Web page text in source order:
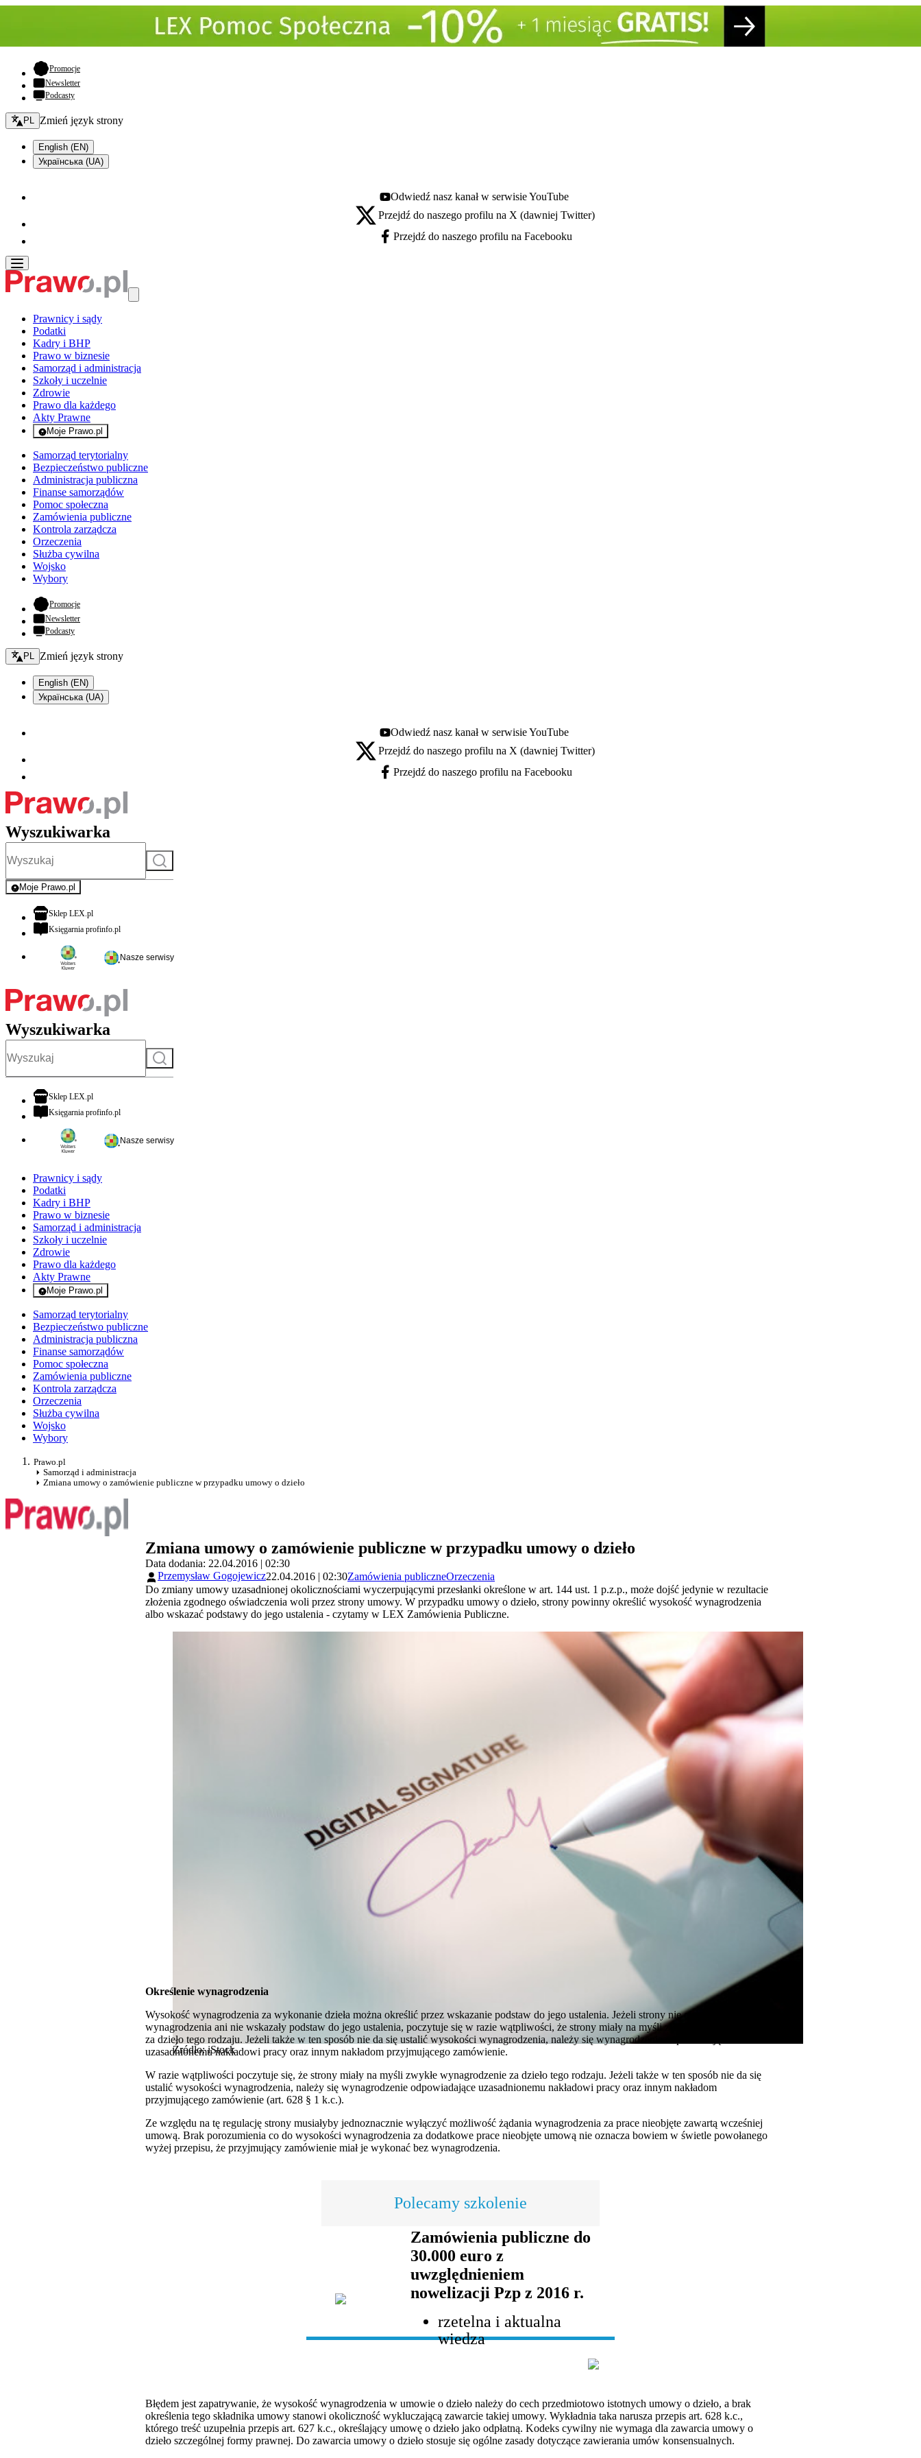
Promocje- otwiera się w nowej karcie
Newsletter
Podcasty
Zmień język - bieżący:
PL Zmień język strony
English (EN)
Українська (UA)
Youtube - otwiera się w nowej karcie
Odwiedź nasz kanał w serwisie YouTube
X - otwiera się w nowej karcie
Przejdź do naszego profilu na X (dawniej Twitter)
Facebook - otwiera się w nowej karcie
Przejdź do naszego profilu na Facebooku
Prawnicy i sądy
Podatki
Kadry i BHP
Prawo w biznesie
Samorząd i administracja
Szkoły i uczelnie
Zdrowie
Prawo dla każdego
Akty Prawne
Moje Prawo.pl
- rejestracja i logowanie do serwisu
Samorząd terytorialny
Bezpieczeństwo publiczne
Administracja publiczna
Finanse samorządów
Pomoc społeczna
Zamówienia publiczne
Kontrola zarządcza
Orzeczenia
Służba cywilna
Wojsko
Wybory
Promocje- otwiera się w nowej karcie
Newsletter
Podcasty
Zmień język - bieżący:
PL Zmień język strony
English (EN)
Українська (UA)
Youtube - otwiera się w nowej karcie
Odwiedź nasz kanał w serwisie YouTube
X - otwiera się w nowej karcie
Przejdź do naszego profilu na X (dawniej Twitter)
Facebook - otwiera się w nowej karcie
Przejdź do naszego profilu na Facebooku
Wyszukiwarka
Szukaj
Moje Prawo.pl
- rejestracja i logowanie do serwisu
Sklep LEX.plotwiera się w nowej karcie
Księgarnia profinfo.plotwiera się w nowej karcie
Nasze serwisy
Wyszukiwarka
Szukaj
Sklep LEX.plotwiera się w nowej karcie
Księgarnia profinfo.plotwiera się w nowej karcie
Nasze serwisy
Prawnicy i sądy
Podatki
Kadry i BHP
Prawo w biznesie
Samorząd i administracja
Szkoły i uczelnie
Zdrowie
Prawo dla każdego
Akty Prawne
Moje Prawo.pl
- rejestracja i logowanie do serwisu
Samorząd terytorialny
Bezpieczeństwo publiczne
Administracja publiczna
Finanse samorządów
Pomoc społeczna
Zamówienia publiczne
Kontrola zarządcza
Orzeczenia
Służba cywilna
Wojsko
Wybory
Prawo.pl
Samorząd i administracja
Zmiana umowy o zamówienie publiczne w przypadku umowy o dzieło
Zmiana umowy o zamówienie publiczne w przypadku umowy o dzieło
Data dodania: 22.04.2016 | 02:30
Przemysław Gogojewicz22.04.2016 | 02:30Zamówienia publiczneOrzeczenia
Do zmiany umowy uzasadnionej okolicznościami wyczerpującymi przesłanki określone w art. 144 ust. 1 p.z.p., może dojść jedynie w rezultacie
złożenia zgodnego oświadczenia woli przez strony umowy. W przypadku umowy o dzieło, strony powinny określić wysokość wynagrodzenia
albo wskazać podstawy do jego ustalenia - czytamy w LEX Zamówienia Publiczne.
Źródło: iStock
Określenie wynagrodzenia
Wysokość wynagrodzenia za wykonanie dzieła można określić przez wskazanie podstaw do jego ustalenia. Jeżeli strony nie określiły wysokości
wynagrodzenia ani nie wskazały podstaw do jego ustalenia, poczytuje się w razie wątpliwości, że strony miały na myśli zwykłe wynagrodzenie
za dzieło tego rodzaju. Jeżeli także w ten sposób nie da się ustalić wysokości wynagrodzenia, należy się wynagrodzenie odpowiadające
uzasadnionemu nakładowi pracy oraz innym nakładom przyjmującego zamówienie.
W razie wątpliwości poczytuje się, że strony miały na myśli zwykłe wynagrodzenie za dzieło tego rodzaju. Jeżeli także w ten sposób nie da się
ustalić wysokości wynagrodzenia, należy się wynagrodzenie odpowiadające uzasadnionemu nakładowi pracy oraz innym nakładom
przyjmującego zamówienie (art. 628 § 1 k.c.).
Ze względu na tę regulację strony musiałyby jednoznacznie wyłączyć możliwość żądania wynagrodzenia za prace nieobjęte zawartą wcześniej
umową. Brak porozumienia co do wysokości wynagrodzenia za dodatkowe prace nieobjęte umową nie oznacza bowiem w świetle powołanego
wyżej przepisu, że przyjmujący zamówienie miał je wykonać bez wynagrodzenia.
Polecamy szkolenie
Zamówienia publiczne do
30.000 euro z
uwzględnieniem
nowelizacji Pzp z 2016 r.
rzetelna i aktualna
wiedza
Błędem jest zapatrywanie, że wysokość wynagrodzenia w umowie o dzieło należy do cech przedmiotowo istotnych umowy o dzieło, a brak
określenia tego składnika umowy stanowi okoliczność wykluczającą zawarcie takiej umowy. Wykładnia taka narusza przepis art. 628 k.c.,
którego treść uzupełnia przepis art. 627 k.c., określający umowę o dzieło jako odpłatną. Kodeks cywilny nie wymaga dla zawarcia umowy o
dzieło szczególnej formy prawnej. Do zawarcia umowy o dzieło stosuje się ogólne zasady dotyczące zawierania umów konsensualnych.